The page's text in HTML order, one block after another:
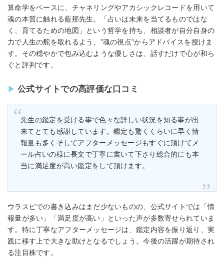
算命学をベースに、チャネリングやアカシックレコードを用いて
魂の本質に触れる藍那先生。「占いは未来を当てるものではな
く、育てるための地図」という哲学を持ち、相談者が自分自身の
力で人生の舵を取れるよう、”魂の視点”からアドバイスを授けま
す。その穏やかで包み込むような優しさは、話すだけで心が和ら
ぐと評判です。
公式サイトでの高評価な口コミ
先生の鑑定を受ける事で色々な詳しい状況を知る事が出
来てとても感謝しています。鑑定も驚くくらいに早く情
報量も多くそしてアフターメッセージもすぐに頂けてメ
ール占いの様に長文で丁寧に書いて下さり総合的にも本
当に満足度が高い鑑定をして頂けます。
ウラスピでの書き込みはまだ少ないものの、公式サイトでは「情
報量が多い」「満足度が高い」といった声が多数寄せられていま
す。特に丁寧なアフターメッセージは、鑑定内容を振り返り、実
践に移す上で大きな助けとなるでしょう。今後の活躍が期待され
る注目株です。